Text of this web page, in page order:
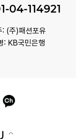
04-114921
: (주)패션포유
: KB국민은행